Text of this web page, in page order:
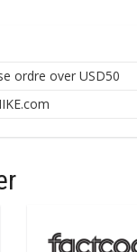
ordre over USD50